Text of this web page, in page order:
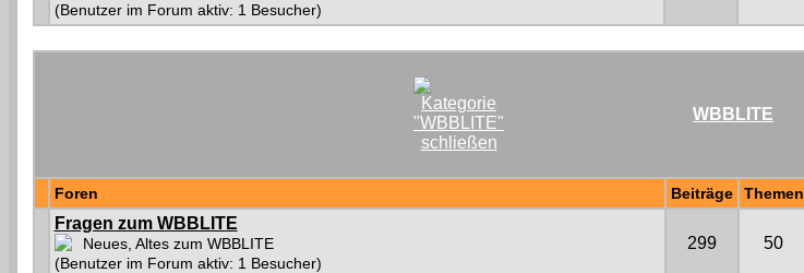
(Benutzer im Forum aktiv: 1 Besucher)
WBBLITE
Foren Beiträge Themen
Fragen zum WBBLITE
Neues, Altes zum WBBLITE
(Benutzer im Forum aktiv: 1 Besucher)
299 50